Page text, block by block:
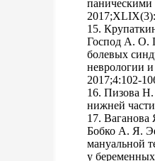
паническими
15.
Господ А. О.
болевых
неврологии
2017;4:102-
16. Пизова
нижней
17.
Бобко А. Я.
мануальной
у